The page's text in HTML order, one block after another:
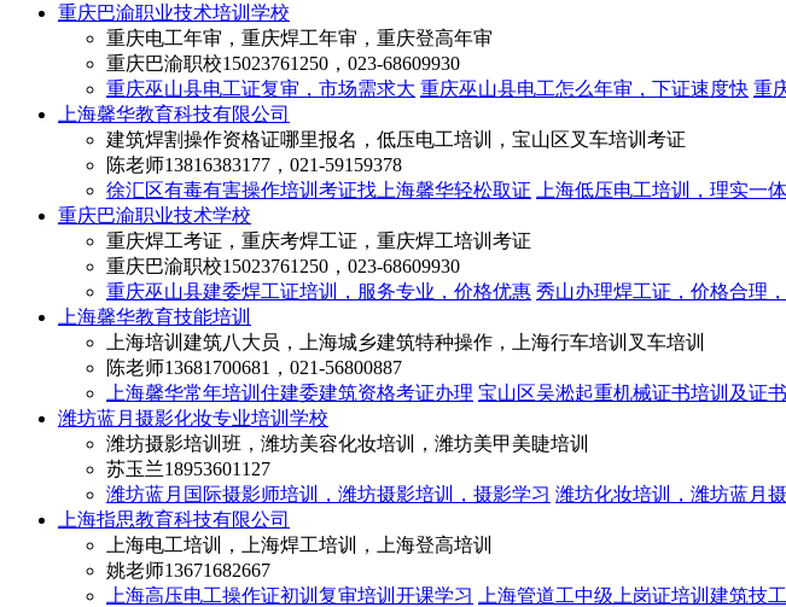
重庆巴渝职业技术培训学校
重庆电工年审，重庆焊工年审，重庆登高年审
重庆巴渝职校15023761250，023-68609930
重庆巫山县电工证复审，市场需求大 重庆巫山县电工怎么年审，下证速度快 重
上海馨华教育科技有限公司
建筑焊割操作资格证哪里报名，低压电工培训，宝山区叉车培训考证
陈老师13816383177，021-59159378
徐汇区有毒有害操作培训考证找上海馨华轻松取证 上海低压电工培训，理实一
重庆巴渝职业技术学校
重庆焊工考证，重庆考焊工证，重庆焊工培训考证
重庆巴渝职校15023761250，023-68609930
重庆巫山县建委焊工证培训，服务专业，价格优惠 秀山办理焊工证，价格合理
上海馨华教育技能培训
上海培训建筑八大员，上海城乡建筑特种操作，上海行车培训叉车培训
陈老师13681700681，021-56800887
上海馨华常年培训住建委建筑资格考证办理 宝山区吴淞起重机械证书培训及证
潍坊蓝月摄影化妆专业培训学校
潍坊摄影培训班，潍坊美容化妆培训，潍坊美甲美睫培训
苏玉兰18953601127
潍坊蓝月国际摄影师培训，潍坊摄影培训，摄影学习 潍坊化妆培训，潍坊蓝月
上海指思教育科技有限公司
上海电工培训，上海焊工培训，上海登高培训
姚老师13671682667
上海高压电工操作证初训复审培训开课学习 上海管道工中级上岗证培训建筑技